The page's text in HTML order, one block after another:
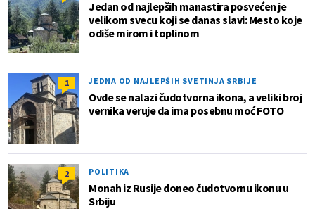
Jedan od najlepših manastira posvećen je
velikom svecu koji se danas slavi: Mesto koje
odiše mirom i toplinom
1 JEDNA OD NAJLEPŠIH SVETINJA SRBIJE
Ovde se nalazi čudotvorna ikona, a veliki broj
vernika veruje da ima posebnu moć FOTO
2 POLITIKA
Monah iz Rusije doneo čudotvornu ikonu u
Srbiju